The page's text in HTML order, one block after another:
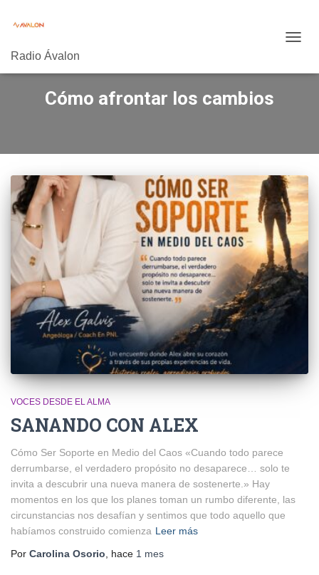
Radio Ávalon
DE
Cómo afrontar los cambios
VOCES DESDE EL ALMA
SANANDO CON ALEX
Cómo Ser Soporte en Medio del Caos «Cuando todo parece
derrumbarse, el verdadero propósito no desaparece… solo te
invita a descubrir una nueva manera de sostenerte.» Hay
momentos en los que los planes toman un rumbo diferente, las
circunstancias nos desafían y sentimos que todo aquello que
habíamos construido comienza Leer más
Por Carolina Osorio , hace 1 mes